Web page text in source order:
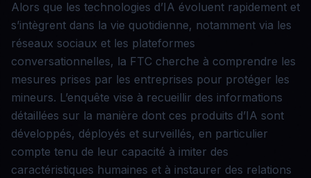
Alors que les technologies d’IA évoluent rapidement et
s’intègrent dans la vie quotidienne, notamment via les
réseaux sociaux et les plateformes
conversationnelles, la FTC cherche à comprendre les
mesures prises par les entreprises pour protéger les
mineurs. L’enquête vise à recueillir des informations
détaillées sur la manière dont ces produits d’IA sont
développés, déployés et surveillés, en particulier
compte tenu de leur capacité à imiter des
caractéristiques humaines et à instaurer des relations